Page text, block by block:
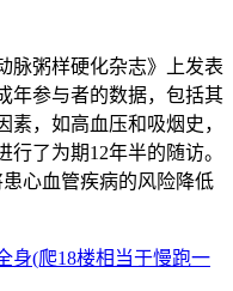
脉粥样硬化杂志》上发表
年参与者的数据，包括其
，如高血压和吸烟史，
了为期12年半的随访。
心血管疾病的风险降低